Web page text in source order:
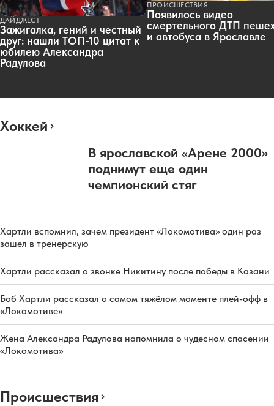
ДАЙДЖЕСТ
Зажигалка, гений и честный
друг: нашли ТОП-10 цитат к
юбилею Александра
Радулова
ПРОИСШЕСТВИЯ
Появилось видео
смертельного ДТП
и автобуса в Ярославле
Хоккей
В ярославской «Арене 2000»
поднимут еще один
чемпионский стяг
Хартли вспомнил, зачем президент «Локомотива» один раз
зашел в тренерскую
Хартли рассказал о звонке Никитину после победы в Казани
Боб Хартли рассказал о самом тяжёлом моменте плей-офф в
«Локомотиве»
Жена Александра Радулова напомнила о чудесном спасении
«Локомотива»
Происшествия